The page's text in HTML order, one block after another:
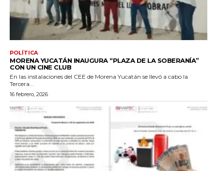
POLÍTICA
MORENA YUCATÁN INAUGURA “PLAZA DE LA SOBERANÍA”
CON UN CINE CLUB
En las instalaciones del CEE de Morena Yucatán se llevó a cabo la
Tercera...
16 febrero, 2026